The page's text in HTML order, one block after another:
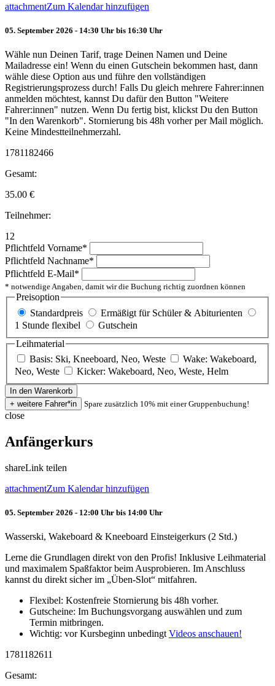
attachmentZum Kalendar hinzufügen
05. September 2026 - 14:30 Uhr bis 16:30 Uhr
Wähle nun Deinen Tarif, trage Deinen Namen und Deine
Mailadresse ein! Wenn du einen Gutschein bekommen hast, dann
wähle diese Option aus und führe den vollständigen
Registrierungsprozess durch! Falls Du gleich mehrere Fahrer:innen
anmelden möchtest, kannst Du dafür den Button "Weitere
Fahrer:innen" nutzen. Wenn Du fertig bist, klickst Du den Button
"In den Warenkorb". Stornierung bis 48h vorher per Mail möglich.
Keine Mindestteilnehmerzahl.
1781182466
Gesamt:
35.00 €
Teilnehmer:
12
Pflichtfeld Vorname*
Pflichtfeld Nachname*
Pflichtfeld E-Mail*
* notwendige Angaben, damit wir die Buchung richtig zuordnen können
Preisoption
Standardpreis
Ermäßigt für Schüler & Abiturienten
1 Stunde flexibel
Gutschein
Leihmaterial
Basis: Ski, Kneeboard, Neo, Weste
Wake: Wakeboard,
Neo, Weste
Kicker: Wakeboard, Neo, Weste, Helm
Spare zusätzlich 10% mit einer Gruppenbuchung!
close
Anfängerkurs
shareLink teilen
attachmentZum Kalendar hinzufügen
05. September 2026 - 12:00 Uhr bis 14:00 Uhr
Wasserski, Wakeboard & Kneeboard Einsteigerkurs (2 Std.)
Lerne die Grundlagen direkt von den Profis! Inklusive Leihmaterial
und maximalem Spaßfaktor beim Ausprobieren. Im Anschluss
kannst du direkt sicher im „Üben-Slot“ mitfahren.
Flexibel: Kostenfreie Stornierung bis 48h vorher.
Gutscheine: Im Buchungsvorgang auswählen und zum
Termin mitbringen.
Wichtig: vor Kursbeginn unbedingt Videos anschauen!
1781182611
Gesamt: